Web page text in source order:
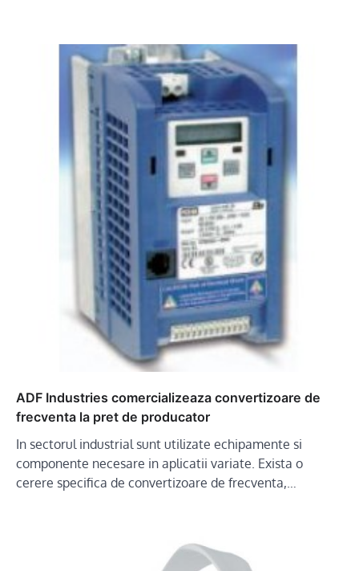
ADF Industries comercializeaza convertizoare de
frecventa la pret de producator
In sectorul industrial sunt utilizate echipamente si
componente necesare in aplicatii variate. Exista o
cerere specifica de convertizoare de frecventa,…